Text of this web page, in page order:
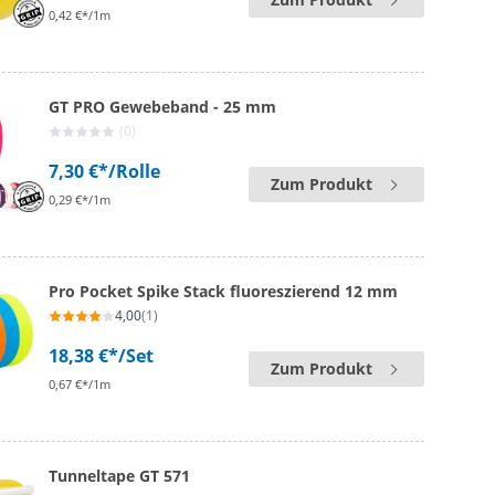
0,42 €*/1m
GT PRO Gewebeband - 25 mm
(0)
7,30 €*/Rolle
0,29 €*/1m
Zum Produkt
Pro Pocket Spike Stack fluoreszierend 12 mm
4,00(1)
18,38 €*/Set
0,67 €*/1m
Zum Produkt
Tunneltape GT 571